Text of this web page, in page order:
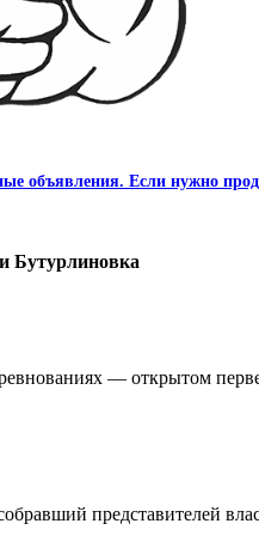
объявления. Если нужно
Бутурлиновка
— открытом
представителей